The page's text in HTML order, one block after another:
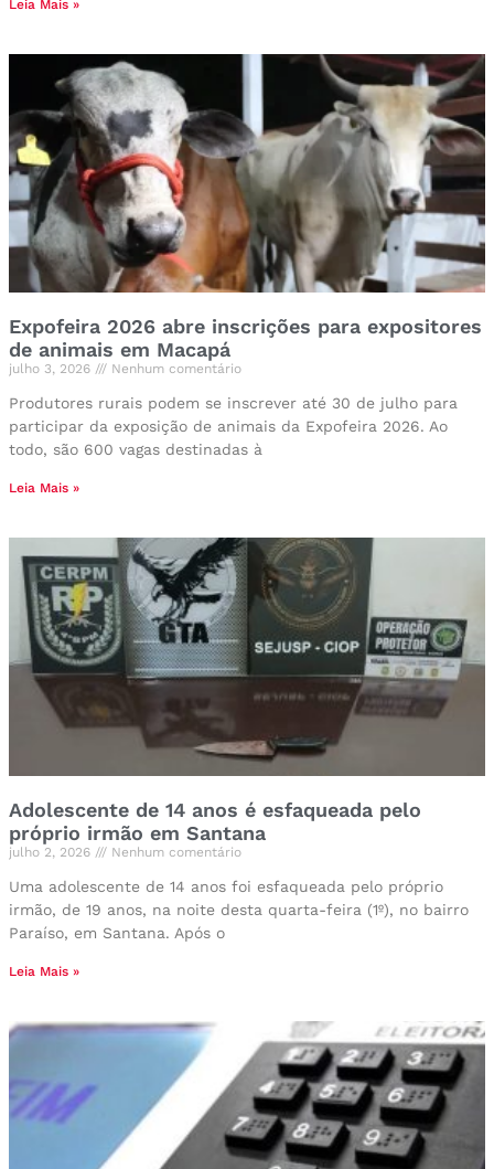
Leia Mais »
Expofeira 2026 abre inscrições para expositores
de animais em Macapá
julho 3, 2026 Nenhum comentário
Produtores rurais podem se inscrever até 30 de julho para
participar da exposição de animais da Expofeira 2026. Ao
todo, são 600 vagas destinadas à
Leia Mais »
Adolescente de 14 anos é esfaqueada pelo
próprio irmão em Santana
julho 2, 2026 Nenhum comentário
Uma adolescente de 14 anos foi esfaqueada pelo próprio
irmão, de 19 anos, na noite desta quarta-feira (1º), no bairro
Paraíso, em Santana. Após o
Leia Mais »